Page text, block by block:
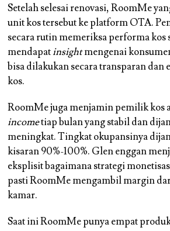
Setelah selesai renovasi, RoomMe
unit kos tersebut ke platform OTA.
secara rutin memeriksa performa kos
mendapatinsightmengenai
bisa dilakukan secara transparan
kos.
RoomMe juga menjamin pemilik kos
incometiap bulan yang stabil dan
meningkat. Tingkat okupansinya
kisaran 90%-100%. Glen enggan
eksplisit bagaimana strategi
pasti RoomMe mengambil margin
kamar.
Saat ini RoomMe punya empat